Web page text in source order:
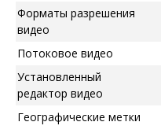
Форматы разрешения
видео
Потоковое видео
Установленный
редактор видео
Географические метки